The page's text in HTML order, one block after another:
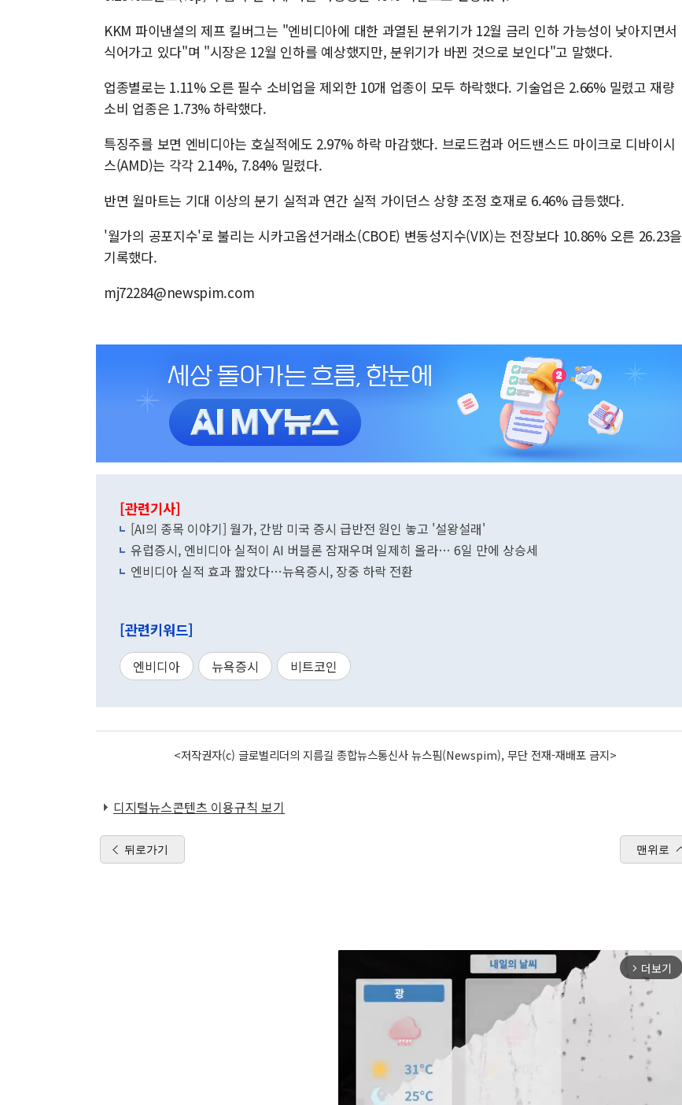
KKM 파이낸셜의 제프 킬버그는 "엔비디아에 대한 과열된 분위기가 12월 금리 인하 가능성이 낮아지면서
식어가고 있다"며 "시장은 12월 인하를 예상했지만, 분위기가 바뀐 것으로 보인다"고 말했다.
업종별로는 1.11% 오른 필수 소비업을 제외한 10개 업종이 모두 하락했다. 기술업은 2.66% 밀렸고 재량
소비 업종은 1.73% 하락했다.
특징주를 보면 엔비디아는 호실적에도 2.97% 하락 마감했다. 브로드컴과 어드밴스드 마이크로 디바이시
스(AMD)는 각각 2.14%, 7.84% 밀렸다.
반면 월마트는 기대 이상의 분기 실적과 연간 실적 가이던스 상향 조정 호재로 6.46% 급등했다.
'월가의 공포지수'로 불리는 시카고옵션거래소(CBOE) 변동성지수(VIX)는 전장보다 10.86% 오른 26.23을
기록했다.
mj72284@newspim.com
[관련기사]
[AI의 종목 이야기] 월가, 간밤 미국 증시 급반전 원인 놓고 '설왕설래'
유럽증시, 엔비디아 실적이 AI 버블론 잠재우며 일제히 올라… 6일 만에 상승세
엔비디아 실적 효과 짧았다…뉴욕증시, 장중 하락 전환
[관련키워드]
엔비디아 뉴욕증시 비트코인
<저작권자(c) 글로벌리더의 지름길 종합뉴스통신사 뉴스핌(Newspim), 무단 전재-재배포 금지>
디지털뉴스콘텐츠 이용규칙 보기
뒤로가기 맨위로
arrow_forward_ios 더보기